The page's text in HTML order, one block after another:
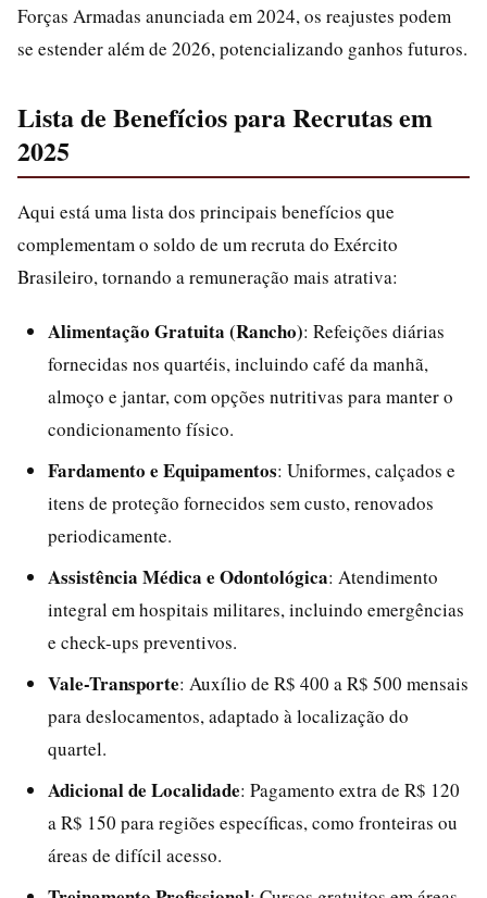
Forças Armadas anunciada em 2024, os reajustes podem
se estender além de 2026, potencializando ganhos futuros.
Lista de Benefícios para Recrutas em
2025
Aqui está uma lista dos principais benefícios que
complementam o soldo de um recruta do Exército
Brasileiro, tornando a remuneração mais atrativa:
Alimentação Gratuita (Rancho): Refeições diárias
fornecidas nos quartéis, incluindo café da manhã,
almoço e jantar, com opções nutritivas para manter o
condicionamento físico.
Fardamento e Equipamentos: Uniformes, calçados e
itens de proteção fornecidos sem custo, renovados
periodicamente.
Assistência Médica e Odontológica: Atendimento
integral em hospitais militares, incluindo emergências
e check-ups preventivos.
Vale-Transporte: Auxílio de R$ 400 a R$ 500 mensais
para deslocamentos, adaptado à localização do
quartel.
Adicional de Localidade: Pagamento extra de R$ 120
a R$ 150 para regiões específicas, como fronteiras ou
áreas de difícil acesso.